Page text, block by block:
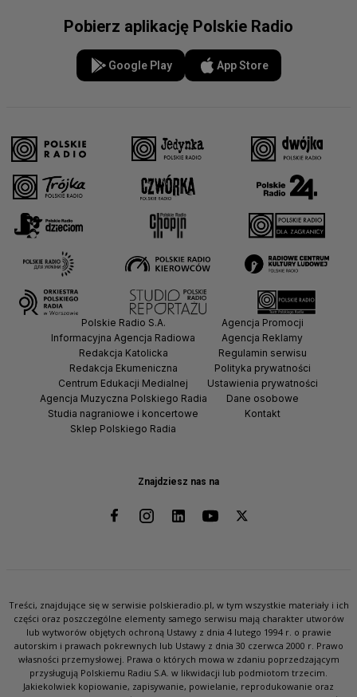
Pobierz aplikację Polskie Radio
Google Play App Store
Znajdziesz nas na
Polskie Radio S.A.
Informacyjna Agencja Radiowa
Redakcja Katolicka
Redakcja Ekumeniczna
Centrum Edukacji Medialnej
Agencja Muzyczna Polskiego Radia
Studia nagraniowe i koncertowe
Sklep Polskiego Radia
Agencja Promocji
Agencja Reklamy
Regulamin serwisu
Polityka prywatności
Ustawienia prywatności
Dane osobowe
Kontakt
Treści, znajdujące się w serwisie polskieradio.pl, w tym wszystkie materiały i ich
części oraz poszczególne elementy samego serwisu mają charakter utworów
lub wytworów objętych ochroną Ustawy z dnia 4 lutego 1994 r. o prawie
autorskim i prawach pokrewnych lub Ustawy z dnia 30 czerwca 2000 r. Prawo
własności przemysłowej. Prawa o których mowa w zdaniu poprzedzającym
przysługują Polskiemu Radiu S.A. w likwidacji lub podmiotom trzecim.
Jakiekolwiek kopiowanie, zapisywanie, powielanie, reprodukowanie oraz